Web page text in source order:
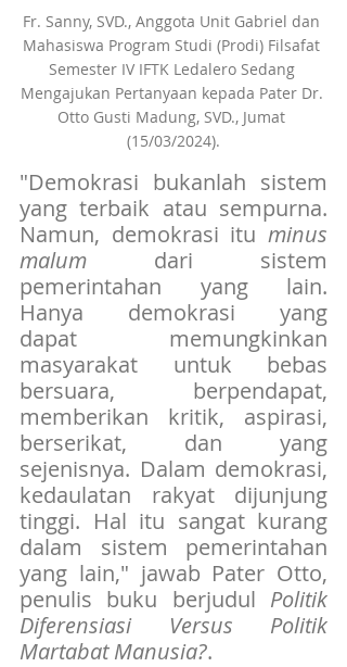
Fr. Sanny, SVD., Anggota Unit Gabriel dan
Mahasiswa Program Studi (Prodi) Filsafat
Semester IV IFTK Ledalero Sedang
Mengajukan Pertanyaan kepada Pater Dr.
Otto Gusti Madung, SVD., Jumat
(15/03/2024).
"Demokrasi bukanlah sistem
yang terbaik atau sempurna.
Namun, demokrasi itu minus
malum dari sistem
pemerintahan yang lain.
Hanya demokrasi yang
dapat memungkinkan
masyarakat untuk bebas
bersuara, berpendapat,
memberikan kritik, aspirasi,
berserikat, dan yang
sejenisnya. Dalam demokrasi,
kedaulatan rakyat dijunjung
tinggi. Hal itu sangat kurang
dalam sistem pemerintahan
yang lain," jawab Pater Otto,
penulis buku berjudul Politik
Diferensiasi Versus Politik
Martabat Manusia?.